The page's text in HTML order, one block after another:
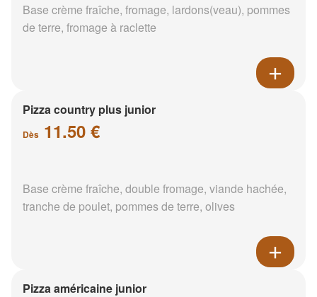
Base crème fraîche, fromage, lardons(veau), pommes
de terre, fromage à raclette
Pizza country plus junior
Dès 11.50 €
Base crème fraîche, double fromage, viande hachée,
tranche de poulet, pommes de terre, olives
Pizza américaine junior